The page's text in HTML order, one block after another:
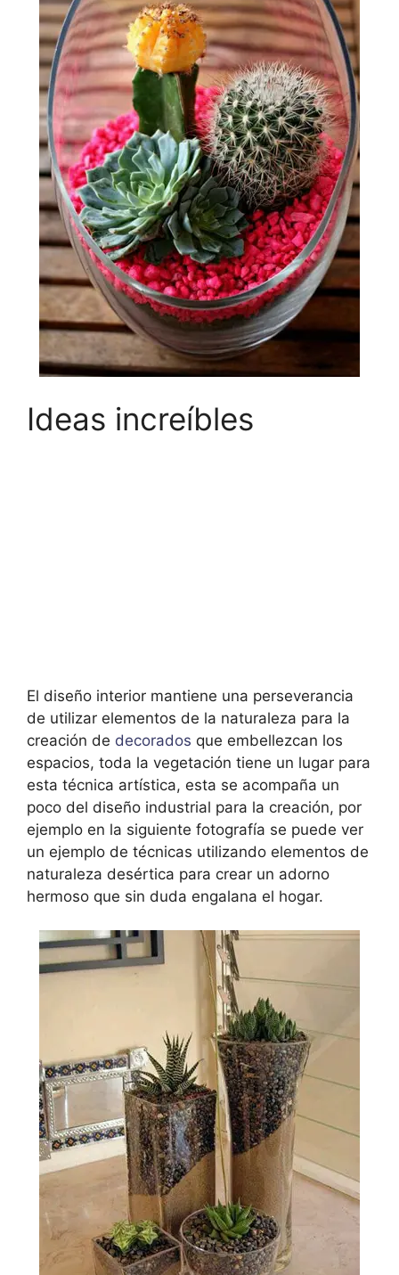
Ideas increíbles
El diseño interior mantiene una perseverancia
de utilizar elementos de la naturaleza para la
creación de decorados que embellezcan los
espacios, toda la vegetación tiene un lugar para
esta técnica artística, esta se acompaña un
poco del diseño industrial para la creación, por
ejemplo en la siguiente fotografía se puede ver
un ejemplo de técnicas utilizando elementos de
naturaleza desértica para crear un adorno
hermoso que sin duda engalana el hogar.